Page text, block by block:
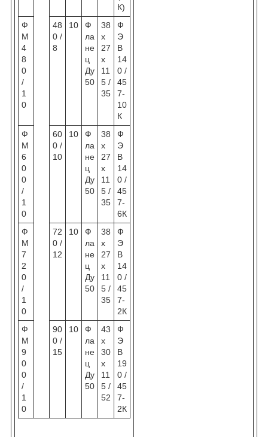
К)
Ф
М
4
8
0
/
1
0
48
0 /
8
10
Ф
ла
не
ц
Ду
50
38
х
27
х
11
5 /
35
Ф
Э
В
14
0 /
45
7-
10
К
Ф
М
6
0
0
/
1
0
60
0 /
10
10
Ф
ла
не
ц
Ду
50
38
х
27
х
11
5 /
35
Ф
Э
В
14
0 /
45
7-
6К
Ф
М
7
2
0
/
1
0
72
0 /
12
10
Ф
ла
не
ц
Ду
50
38
х
27
х
11
5 /
35
Ф
Э
В
14
0 /
45
7-
2К
Ф
М
9
0
0
/
1
0
90
0 /
15
10
Ф
ла
не
ц
Ду
50
43
х
30
х
11
5 /
52
Ф
Э
В
19
0 /
45
7-
2К